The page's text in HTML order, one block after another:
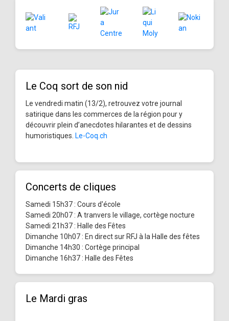
Le Coq sort de son nid
Le vendredi matin (13/2), retrouvez votre journal
satirique dans les commerces de la région pour y
découvrir plein d’anecdotes hilarantes et de dessins
humoristiques. Le-Coq.ch
Concerts de cliques
Samedi 15h37 : Cours d'école
Samedi 20h07 : A tranvers le village, cortège nocture
Samedi 21h37 : Halle des Fêtes
Dimanche 10h07 : En direct sur RFJ à la Halle des fêtes
Dimanche 14h30 : Cortège principal
Dimanche 16h37 : Halle des Fêtes
Le Mardi gras